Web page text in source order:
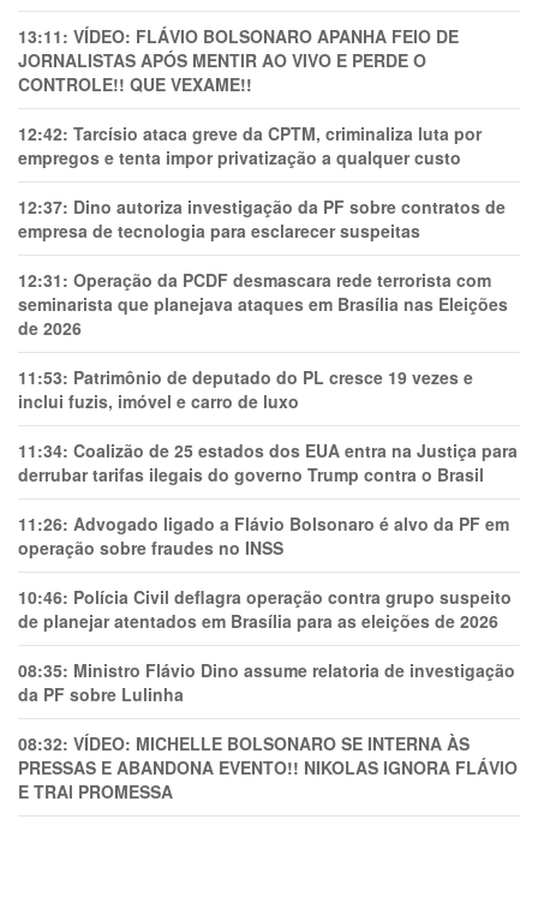
13:11: VÍDEO: FLÁVIO BOLSONARO APANHA FEIO DE
JORNALISTAS APÓS MENTIR AO VIVO E PERDE O
CONTROLE!! QUE VEXAME!!
12:42: Tarcísio ataca greve da CPTM, criminaliza luta por
empregos e tenta impor privatização a qualquer custo
12:37: Dino autoriza investigação da PF sobre contratos de
empresa de tecnologia para esclarecer suspeitas
12:31: Operação da PCDF desmascara rede terrorista com
seminarista que planejava ataques em Brasília nas Eleições
de 2026
11:53: Patrimônio de deputado do PL cresce 19 vezes e
inclui fuzis, imóvel e carro de luxo
11:34: Coalizão de 25 estados dos EUA entra na Justiça para
derrubar tarifas ilegais do governo Trump contra o Brasil
11:26: Advogado ligado a Flávio Bolsonaro é alvo da PF em
operação sobre fraudes no INSS
10:46: Polícia Civil deflagra operação contra grupo suspeito
de planejar atentados em Brasília para as eleições de 2026
08:35: Ministro Flávio Dino assume relatoria de investigação
da PF sobre Lulinha
08:32: VÍDEO: MICHELLE BOLSONARO SE INTERNA ÀS
PRESSAS E ABANDONA EVENTO!! NIKOLAS IGNORA FLÁVIO
E TRAl PROMESSA